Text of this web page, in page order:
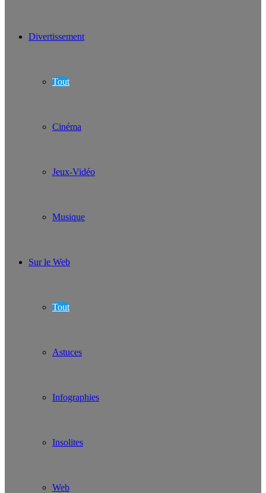
Divertissement
Tout
Cinéma
Jeux-Vidéo
Musique
Sur le Web
Tout
Astuces
Infographies
Insolites
Web